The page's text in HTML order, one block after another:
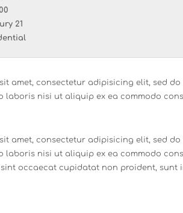
21
amet, consectetur adipisicing elit, sed
laboris nisi ut aliquip ex ea commodo
amet, consectetur adipisicing elit, sed
laboris nisi ut aliquip ex ea commodo
sint occaecat cupidatat non proident,